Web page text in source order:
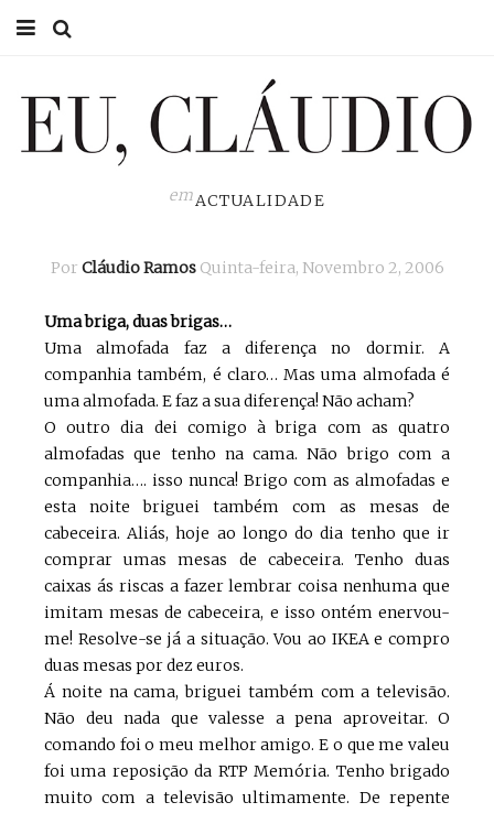
EU CLÁUDIO
ACTUALIDADE
emACTUALIDADE
Por Cláudio Ramos Quinta-feira, Novembro 2, 2006
Uma briga, duas brigas…
Uma almofada faz a diferença no dormir. A
companhia também, é claro… Mas uma almofada é
uma almofada. E faz a sua diferença! Não acham?
O outro dia dei comigo à briga com as quatro
almofadas que tenho na cama. Não brigo com a
companhia…. isso nunca! Brigo com as almofadas e
esta noite briguei também com as mesas de
cabeceira. Aliás, hoje ao longo do dia tenho que ir
comprar umas mesas de cabeceira. Tenho duas
caixas ás riscas a fazer lembrar coisa nenhuma que
imitam mesas de cabeceira, e isso ontém enervou-
me! Resolve-se já a situação. Vou ao IKEA e compro
duas mesas por dez euros.
Á noite na cama, briguei também com a televisão.
Não deu nada que valesse a pena aproveitar. O
comando foi o meu melhor amigo. E o que me valeu
foi uma reposição da RTP Memória. Tenho brigado
muito com a televisão ultimamente. De repente